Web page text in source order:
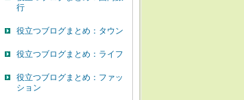
行
役立つブログまとめ：タウン
役立つブログまとめ：ライフ
役立つブログまとめ：ファッ
ション